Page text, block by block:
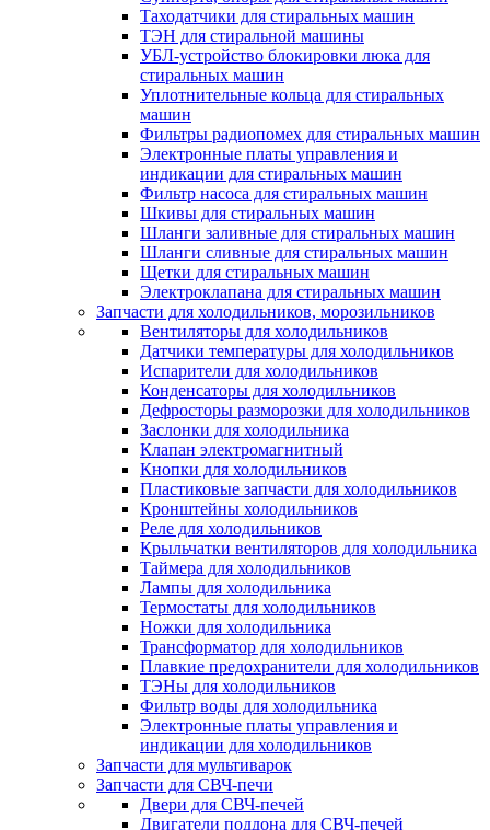
Таходатчики для стиральных машин
ТЭН для стиральной машины
УБЛ-устройство блокировки люка для
стиральных машин
Уплотнительные кольца для стиральных
машин
Фильтры радиопомех для стиральных машин
Электронные платы управления и
индикации для стиральных машин
Фильтр насоса для стиральных машин
Шкивы для стиральных машин
Шланги заливные для стиральных машин
Шланги сливные для стиральных машин
Щетки для стиральных машин
Электроклапана для стиральных машин
Запчасти для холодильников, морозильников
Вентиляторы для холодильников
Датчики температуры для холодильников
Испарители для холодильников
Конденсаторы для холодильников
Дефросторы разморозки для холодильников
Заслонки для холодильника
Клапан электромагнитный
Кнопки для холодильников
Пластиковые запчасти для холодильников
Кронштейны холодильников
Реле для холодильников
Крыльчатки вентиляторов для холодильника
Таймера для холодильников
Лампы для холодильника
Термостаты для холодильников
Ножки для холодильника
Трансформатор для холодильников
Плавкие предохранители для холодильников
ТЭНы для холодильников
Фильтр воды для холодильника
Электронные платы управления и
индикации для холодильников
Запчасти для мультиварок
Запчасти для СВЧ-печи
Двери для СВЧ-печей
Двигатели поддона для СВЧ-печей